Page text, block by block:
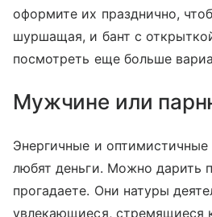
оформите их празднично,
шуршащая, и бант с
посмотреть еще больше
Мужчине или
Энергичные и
любят деньги. Можно дарить
прогадаете. Они натуры
увлекающиеся, стремящиеся